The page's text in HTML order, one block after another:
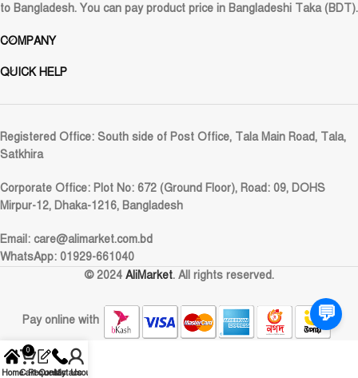
to Bangladesh. You can pay product price in Bangladeshi Taka (BDT).
COMPANY
QUICK HELP
Registered Office: South side of Post Office, Tala Main Road, Tala,
Satkhira
Corporate Office: Plot No: 672 (Ground Floor), Road: 09, DOHS
Mirpur-12, Dhaka-1216, Bangladesh
Email: care@alimarket.com.bd
WhatsApp: 01929-661040
© 2024 AliMarket. All rights reserved.
Pay online with 💬
Home
0
CartRequest
Contact Us
My account